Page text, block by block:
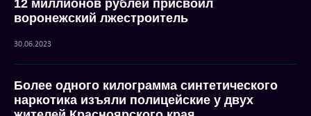
12 миллионов рублей присвоил
воронежский лжестроитель
30.06.2023
Более одного килограмма синтетического
наркотика изъяли полицейские у двух